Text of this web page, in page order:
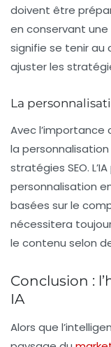
doivent être
en conservant une
signifie se tenir au
ajuster les
La
Avec l’importance
la
stratégies SEO.
personnalisation
basées sur le
nécessitera
le contenu selon
Conclusion :
IA
Alors que